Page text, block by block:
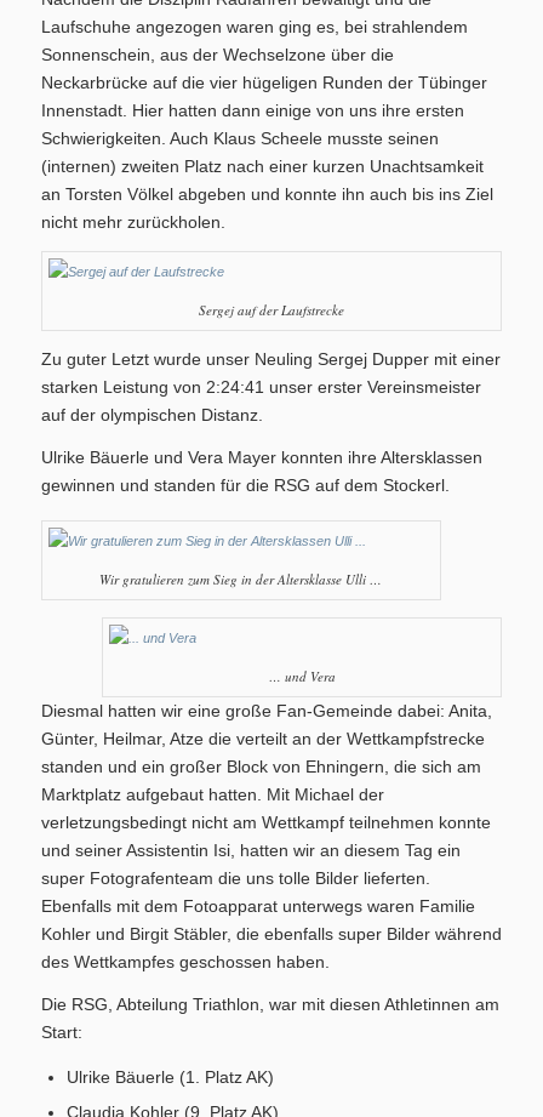
Aktuelles
Berichte
Bilder BSA
Downloads
Mitgliedschaft
Laufschuhe angezogen waren ging es, bei strahlendem
Sonnenschein, aus der Wechselzone über die
Neckarbrücke auf die vier hügeligen Runden der Tübinger
Innenstadt. Hier hatten dann einige von uns ihre ersten
Schwierigkeiten. Auch Klaus Scheele musste seinen
(internen) zweiten Platz nach einer kurzen Unachtsamkeit
an Torsten Völkel abgeben und konnte ihn auch bis ins Ziel
nicht mehr zurückholen.
Sergej auf der Laufstrecke
Zu guter Letzt wurde unser Neuling Sergej Dupper mit einer
starken Leistung von 2:24:41 unser erster Vereinsmeister
auf der olympischen Distanz.
Ulrike Bäuerle und Vera Mayer konnten ihre Altersklassen
gewinnen und standen für die RSG auf dem Stockerl.
Wir gratulieren zum Sieg in der Altersklasse Ulli …
… und Vera
Diesmal hatten wir eine große Fan-Gemeinde dabei: Anita,
Günter, Heilmar, Atze die verteilt an der Wettkampfstrecke
standen und ein großer Block von Ehningern, die sich am
Marktplatz aufgebaut hatten. Mit Michael der
verletzungsbedingt nicht am Wettkampf teilnehmen konnte
und seiner Assistentin Isi, hatten wir an diesem Tag ein
super Fotografenteam die uns tolle Bilder lieferten.
Ebenfalls mit dem Fotoapparat unterwegs waren Familie
Kohler und Birgit Stäbler, die ebenfalls super Bilder während
des Wettkampfes geschossen haben.
Die RSG, Abteilung Triathlon, war mit diesen Athletinnen am
Start:
Ulrike Bäuerle (1. Platz AK)
Claudia Kohler (9. Platz AK)